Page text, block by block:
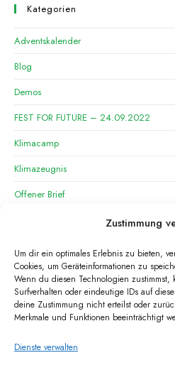
Zustimmung
Um dir ein optimales Erlebnis zu bieten,
Cookies, um Geräteinformationen zu
Wenn du diesen Technologien zustimmst,
Surfverhalten oder eindeutige IDs auf
deine Zustimmung nicht erteilst oder
Merkmale und Funktionen beeinträchtigt
Dienste verwalten
Kategorien
Adventskalender
Blog
Demos
FEST FOR FUTURE – 24.09.2022
Klimacamp
Klimazeugnis
Offener Brief
Presseeinladung
Pressemitteilung
Pressemitteilung Klimacamp
Waldbesetzung